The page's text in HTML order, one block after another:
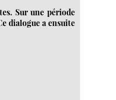
Sur une période
dialogue a ensuite